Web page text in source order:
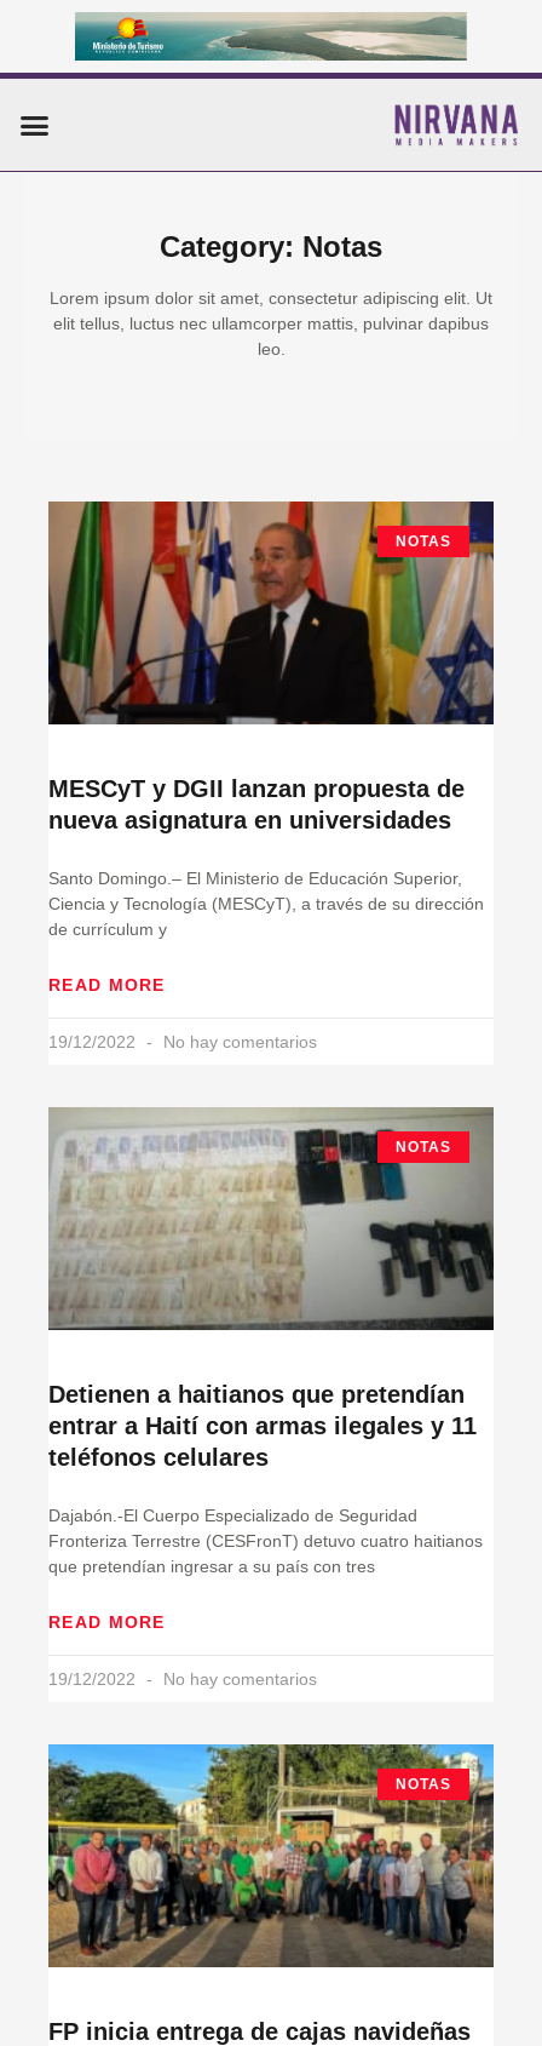
Menu
Category: Notas
Lorem ipsum dolor sit amet, consectetur adipiscing elit. Ut
elit tellus, luctus nec ullamcorper mattis, pulvinar dapibus
leo.
NOTAS
MESCyT y DGII lanzan propuesta de
nueva asignatura en universidades
Santo Domingo.– El Ministerio de Educación Superior,
Ciencia y Tecnología (MESCyT), a través de su dirección
de currículum y
READ MORE
19/12/2022 No hay comentarios
NOTAS
Detienen a haitianos que pretendían
entrar a Haití con armas ilegales y 11
teléfonos celulares
Dajabón.-El Cuerpo Especializado de Seguridad
Fronteriza Terrestre (CESFronT) detuvo cuatro haitianos
que pretendían ingresar a su país con tres
READ MORE
19/12/2022 No hay comentarios
NOTAS
FP inicia entrega de cajas navideñas
Page PagePagePage Page